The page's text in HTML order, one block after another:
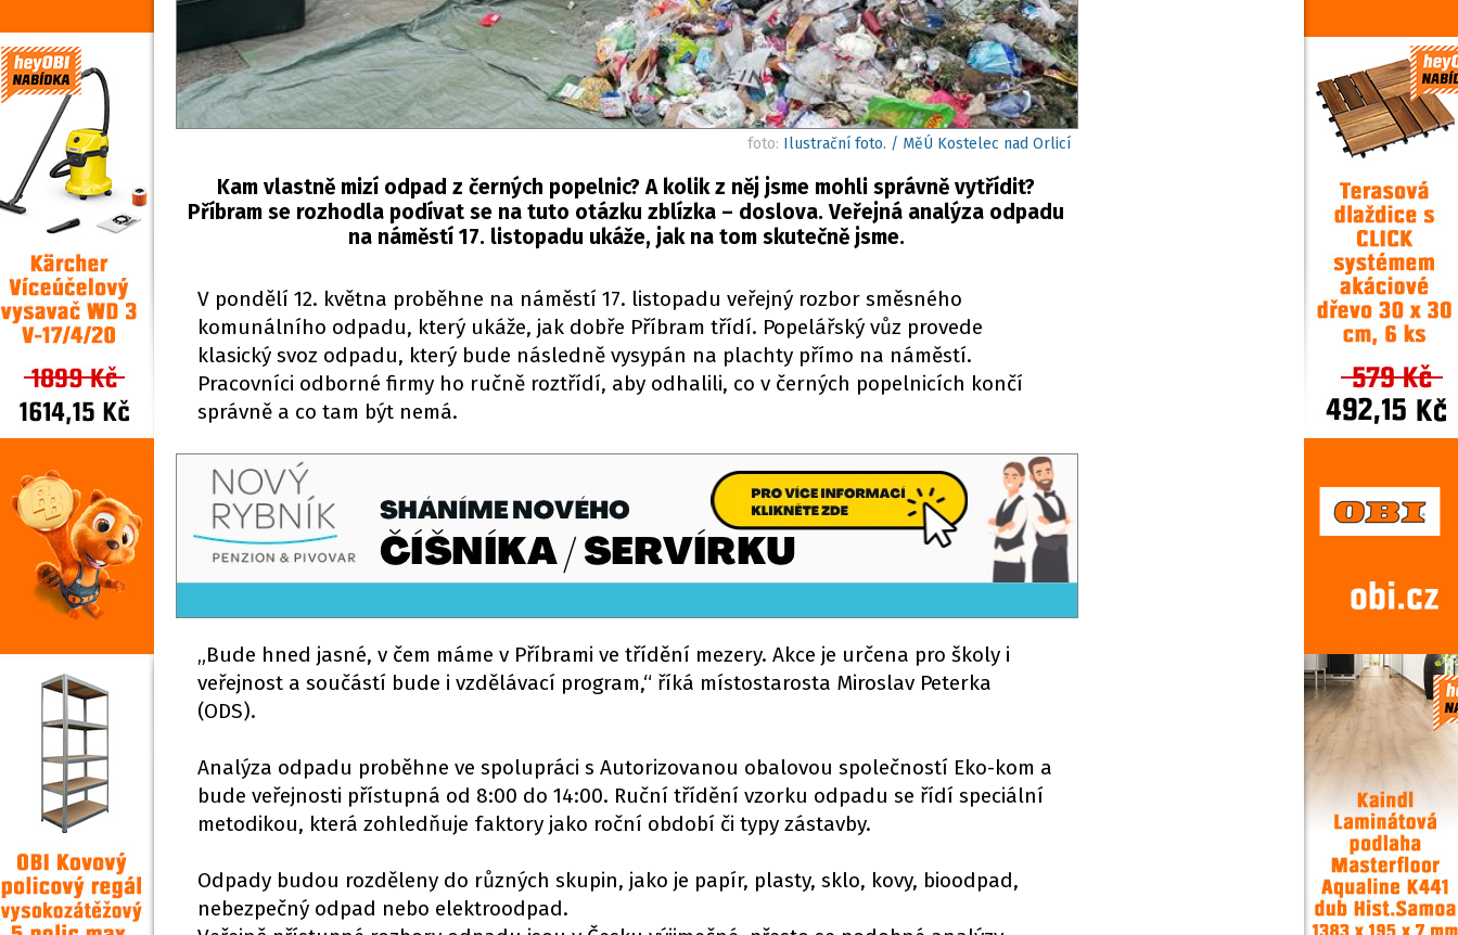
foto: Ilustrační foto. / MěÚ Kostelec nad Orlicí
Kam vlastně mizí odpad z černých popelnic? A kolik z něj jsme mohli správně vytřídit?
Příbram se rozhodla podívat se na tuto otázku zblízka – doslova. Veřejná analýza odpadu
na náměstí 17. listopadu ukáže, jak na tom skutečně jsme.
V pondělí 12. května proběhne na náměstí 17. listopadu veřejný rozbor směsného
komunálního odpadu, který ukáže, jak dobře Příbram třídí. Popelářský vůz provede
klasický svoz odpadu, který bude následně vysypán na plachty přímo na náměstí.
Pracovníci odborné firmy ho ručně roztřídí, aby odhalili, co v černých popelnicích končí
správně a co tam být nemá.
„Bude hned jasné, v čem máme v Příbrami ve třídění mezery. Akce je určena pro školy i
veřejnost a součástí bude i vzdělávací program,“ říká místostarosta Miroslav Peterka
(ODS).
Analýza odpadu proběhne ve spolupráci s Autorizovanou obalovou společností Eko-kom a
bude veřejnosti přístupná od 8:00 do 14:00. Ruční třídění vzorku odpadu se řídí speciální
metodikou, která zohledňuje faktory jako roční období či typy zástavby.
Odpady budou rozděleny do různých skupin, jako je papír, plasty, sklo, kovy, bioodpad,
nebezpečný odpad nebo elektroodpad.